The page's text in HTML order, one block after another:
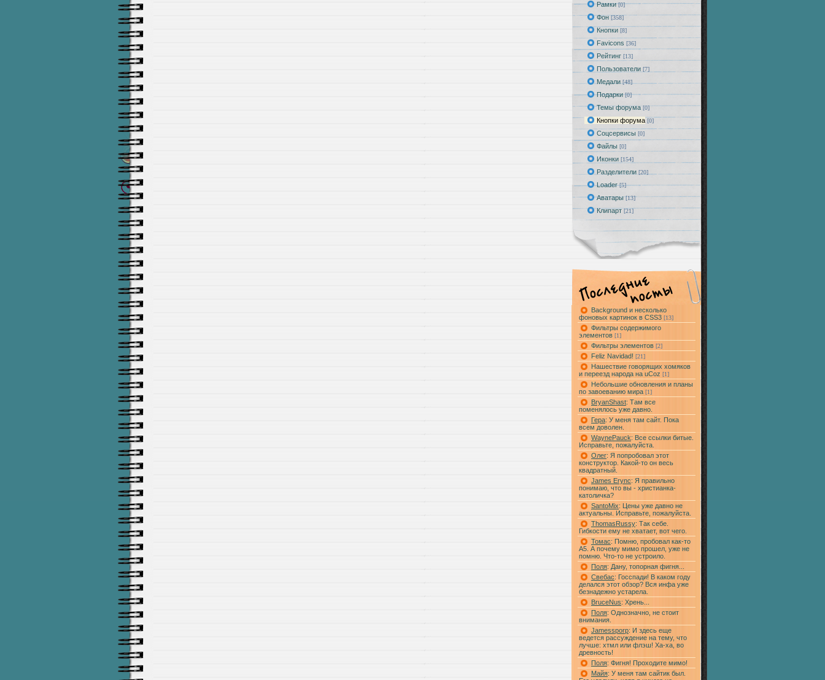
Рамки [0]
Фон [358]
Кнопки [8]
Favicons [36]
Рейтинг [13]
Пользователи [7]
Медали [48]
Подарки [0]
Темы форума [0]
Кнопки форума [0]
Соцсервисы [0]
Файлы [0]
Иконки [154]
Разделители [20]
Loader [5]
Аватары [13]
Клипарт [21]
Background и несколько
фоновых картинок в CSS3 [13]
Фильтры содержимого
элементов [1]
Фильтры элементов [2]
Feliz Navidad! [21]
Нашествие говорящих хомяков
и переезд народа на uCoz [1]
Небольшие обновления и планы
по завоеванию мира [1]
BryanShast: Там все
поменялось уже давно.
Гера: У меня там сайт. Пока
всем доволен.
WaynePauck: Все ссылки битые.
Исправьте, пожалуйста.
Олег: Я попробовал этот
конструктор. Какой-то он весь
квадратный.
James Erync: Я правильно
понимаю, что вы - христианка-
католичка?
SantoMix: Цены уже давно не
актуальны. Исправьте, пожалуйста.
ThomasRussy: Так себе.
Гибкости ему не хватает, вот чего.
Томас: Помню, пробовал как-то
А5. А почему мимо прошел, уже не
помню. Что-то не устроило.
Поля: Дану, топорная фигня...
Свебас: Госспади! В каком году
делался этот обзор? Вся инфа уже
безнадежно устарела.
BruceNus: Хрень...
Поля: Однозначно, не стоит
внимания.
Jamessporp: И здесь еще
ведется рассуждение на тему, что
лучше: хтмл или флэш! Ха-ха, во
древность!
Поля: Фигня! Проходите мимо!
Майя: У меня там сайтик был.